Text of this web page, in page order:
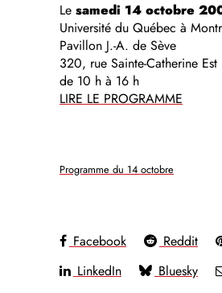
Le samedi 14 octobre
Université du Québec à
Pavillon J.-A. de Sève
320, rue Sainte-Catherine Est
de 10 h à 16 h
LIRE LE PROGRAMME
Programme du 14 octobre
Facebook Reddit
LinkedIn
Bluesky